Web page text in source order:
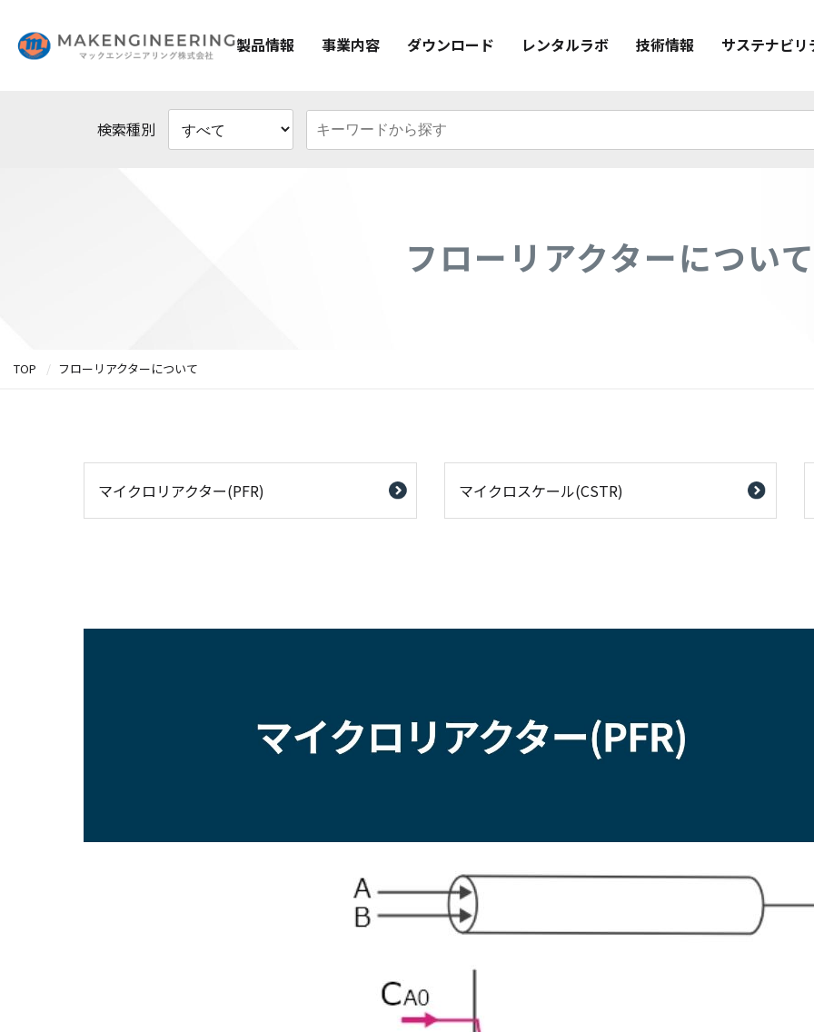
製品情報 事業内容 ダウンロード レンタルラボ 技術情報 サステナビリ
検索種別
フローリアクターについ
TOP フローリアクターについて
マイクロリアクター(PFR) マイクロスケール(CSTR)